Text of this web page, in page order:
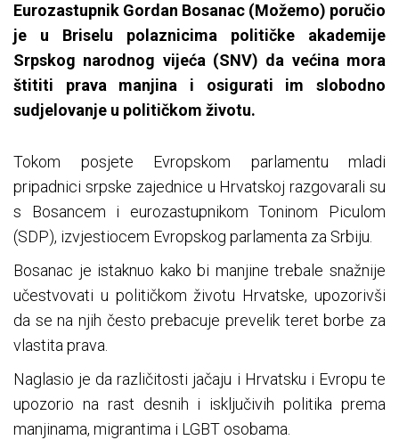
Eurozastupnik Gordan Bosanac (Možemo) poručio
je u Briselu polaznicima političke akademije
Srpskog narodnog vijeća (SNV) da većina mora
štititi prava manjina i osigurati im slobodno
sudjelovanje u političkom životu.
Tokom posjete Evropskom parlamentu mladi
pripadnici srpske zajednice u Hrvatskoj razgovarali su
s Bosancem i eurozastupnikom Toninom Piculom
(SDP), izvjestiocem Evropskog parlamenta za Srbiju.
Bosanac je istaknuo kako bi manjine trebale snažnije
učestvovati u političkom životu Hrvatske, upozorivši
da se na njih često prebacuje prevelik teret borbe za
vlastita prava.
Naglasio je da različitosti jačaju i Hrvatsku i Evropu te
upozorio na rast desnih i isključivih politika prema
manjinama, migrantima i LGBT osobama.